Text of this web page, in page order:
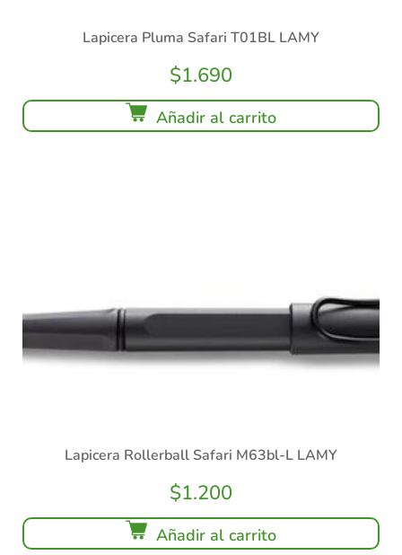
Lapicera Pluma Safari T01BL LAMY
$1.690
Añadir al carrito
Lapicera Rollerball Safari M63bl-L LAMY
$1.200
Añadir al carrito